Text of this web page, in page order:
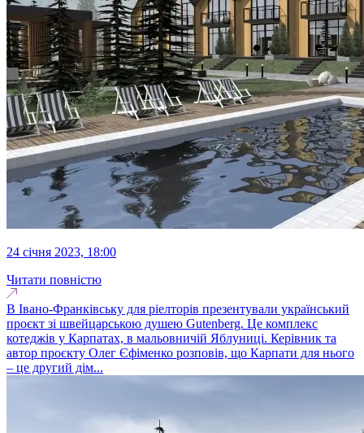
24 січня 2023, 18:00
Читати повністю
В Івано-Франківську для ріелторів презентували український
проєкт зі швейцарською душею Gutenberg. Це комплекс
котеджів у Карпатах, в мальовничій Яблуниці. Керівник та
автор проєкту Олег Єфіменко розповів, що Карпати для нього
– це другий дім...